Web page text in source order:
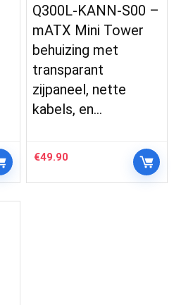
Q300L-KANN-S00 –
mATX Mini Tower
behuizing met
transparant
zijpaneel, nette
kabels, en…
€49.90